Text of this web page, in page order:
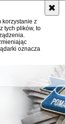
korzystanie z
tych plików, to
oznacza